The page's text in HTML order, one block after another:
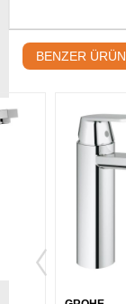
BENZER